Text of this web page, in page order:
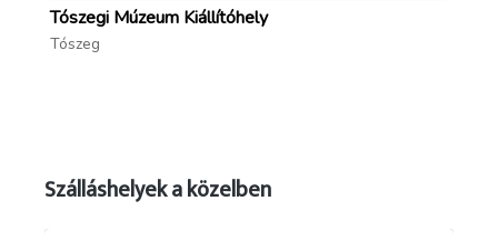
Tószegi Múzeum Kiállítóhely
Tószeg
Szálláshelyek a közelben